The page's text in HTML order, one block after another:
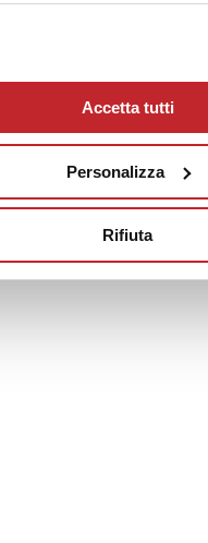
Accetta tutti
Personalizza
Rifiuta